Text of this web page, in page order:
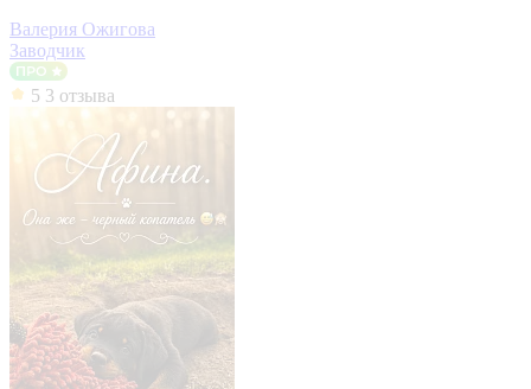
Валерия Ожигова
Заводчик
5 3 отзыва